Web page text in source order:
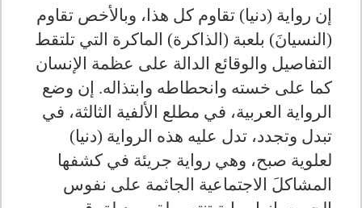
إن رواية (دنيا) تقاوم كل هذا، وبالأخص تقاوم
(النسيانَ) بلعبة (الذاكرة) الماكرة التي تلتقط
التفاصيل والوقائع الدالة على عظمة الإنسان
كما على خسته وانحطاطه وابتذاله. إن وضع
الرواية العربية، في مطلع الألفية الثالثة، في
تبدل وتجدد، تدل عليه هذه الرواية (دنيا)
لعلوية صبح، وهي رواية جريئة في كشفها
المشاكلَ الاجتماعية الجاثمة على نفوس